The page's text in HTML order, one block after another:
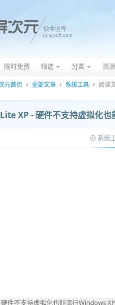
限时免费 精选 分类 资源
元首页 全部文章 系统工具 阅读
XP - 硬件不支持虚拟化
系统